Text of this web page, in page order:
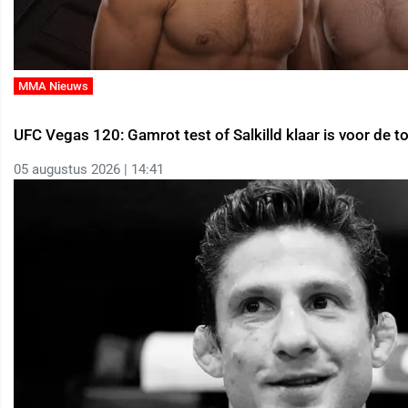
MMA Nieuws
UFC Vegas 120: Gamrot test of Salkilld klaar is voor de
05 augustus 2026 | 14:41